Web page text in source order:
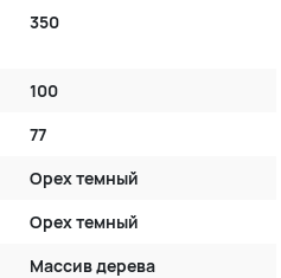
350
100
77
Орех темный
Орех темный
Массив дерева